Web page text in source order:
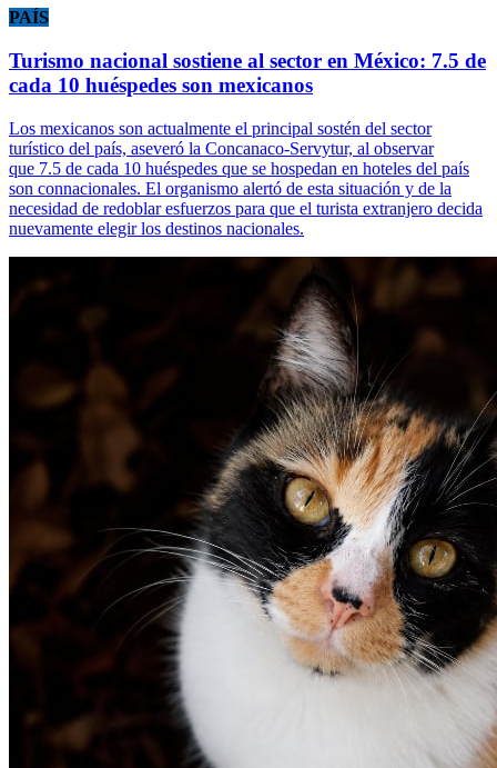
PAÍS
Turismo nacional sostiene al sector en México: 7.5 de
cada 10 huéspedes son mexicanos
Los mexicanos son actualmente el principal sostén del sector
turístico del país, aseveró la Concanaco-Servytur, al observar
que 7.5 de cada 10 huéspedes que se hospedan en hoteles del país
son connacionales. El organismo alertó de esta situación y de la
necesidad de redoblar esfuerzos para que el turista extranjero decida
nuevamente elegir los destinos nacionales.